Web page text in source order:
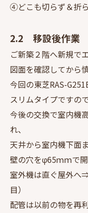
④どこも切らず＆折
2.2 移設後作業
ご新築２階へ新規で
図面を確認してから
今回の東芝RAS-
スリムタイプですので
今後の交換で室内機
れ、
天井から室内機下面
壁の穴をφ65ｍｍで
室外機は直ぐ屋外へ
目）
配管は以前の物を再